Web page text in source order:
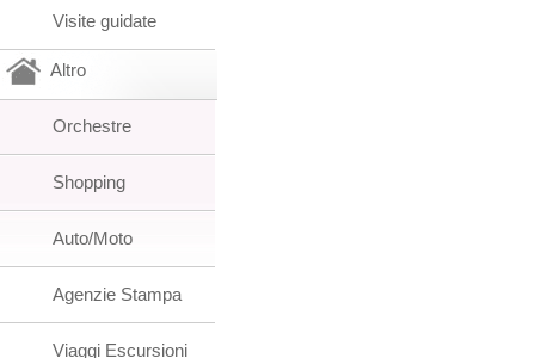
Visite guidate
Altro
Orchestre
Shopping
Auto/Moto
Agenzie Stampa
Viaggi Escursioni